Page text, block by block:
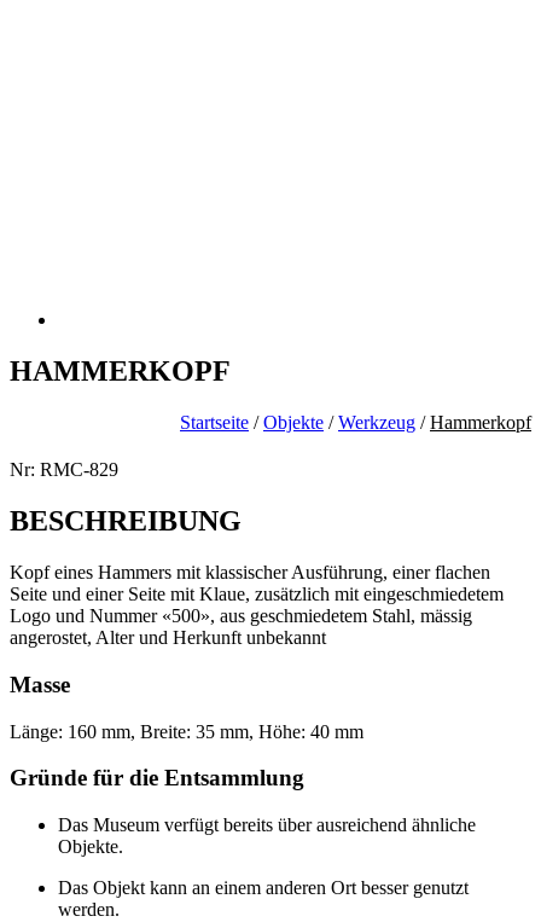
HAMMERKOPF
Startseite /Objekte /Werkzeug /Hammerkopf
Nr: RMC-829
BESCHREIBUNG
Kopf eines Hammers mit klassischer Ausführung, einer flachen
Seite und einer Seite mit Klaue, zusätzlich mit eingeschmiedetem
Logo und Nummer «500», aus geschmiedetem Stahl, mässig
angerostet, Alter und Herkunft unbekannt
Masse
Länge: 160 mm, Breite: 35 mm, Höhe: 40 mm
Gründe für die Entsammlung
Das Museum verfügt bereits über ausreichend ähnliche
Objekte.
Das Objekt kann an einem anderen Ort besser genutzt
werden.